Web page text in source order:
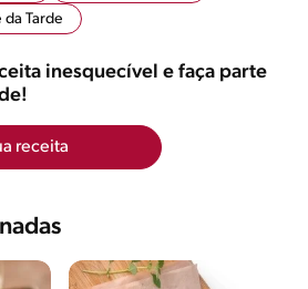
da Tarde
inesquecível e faça parte
receita